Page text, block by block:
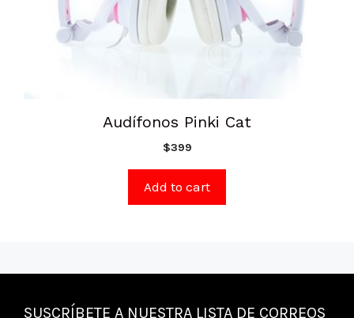
Audífonos Pinki Cat
$399
Add to cart
SUSCRÍBETE A NUESTRA LISTA DE CORREOS